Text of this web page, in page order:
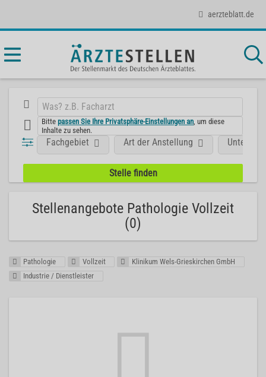
aerzteblatt.de
Bittepassen Sie Ihre Privatsphäre-Einstellungen an , um diese
Inhalte zu sehen.
Fachgebiet Art der Anstellung
Stellenangebote Pathologie Vollzeit
(0)
Pathologie Vollzeit
Klinikum Wels-Grieskirchen GmbH
Industrie / Dienstleister